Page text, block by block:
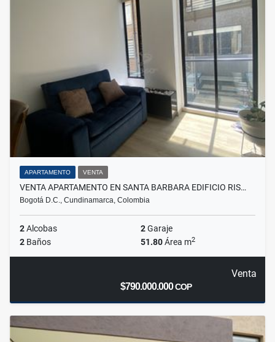
APARTAMENTO VENTA
VENTA APARTAMENTO EN SANTA BARBARA EDIFICIO RIS…
Bogotá D.C., Cundinamarca, Colombia
2Alcobas 2Garaje
2 Baños 51.80Área m2
Venta
$790.000.000COP